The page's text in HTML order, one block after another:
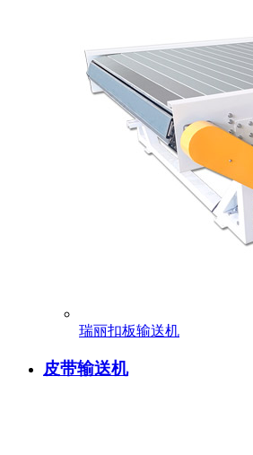
瑞丽扣板输送机
皮带输送机